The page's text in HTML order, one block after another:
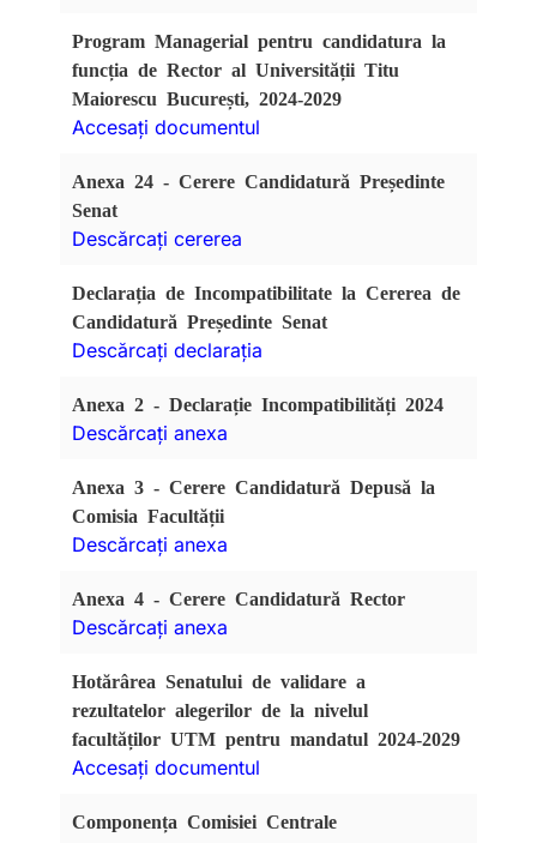
Program Managerial pentru candidatura la
funcția de Rector al Universității Titu
Maiorescu București, 2024-2029
Accesați documentul
Anexa 24 - Cerere Candidatură Președinte
Senat
Descărcați cererea
Declarația de Incompatibilitate la Cererea de
Candidatură Președinte Senat
Descărcați declarația
Anexa 2 - Declarație Incompatibilități 2024
Descărcați anexa
Anexa 3 - Cerere Candidatură Depusă la
Comisia Facultății
Descărcați anexa
Anexa 4 - Cerere Candidatură Rector
Descărcați anexa
Hotărârea Senatului de validare a
rezultatelor alegerilor de la nivelul
facultăților UTM pentru mandatul 2024-2029
Accesați documentul
Componența Comisiei Centrale